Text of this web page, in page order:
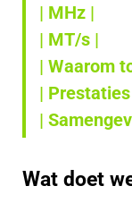
| MHz |
| MT/s |
| Waarom
|
|
Wat doet